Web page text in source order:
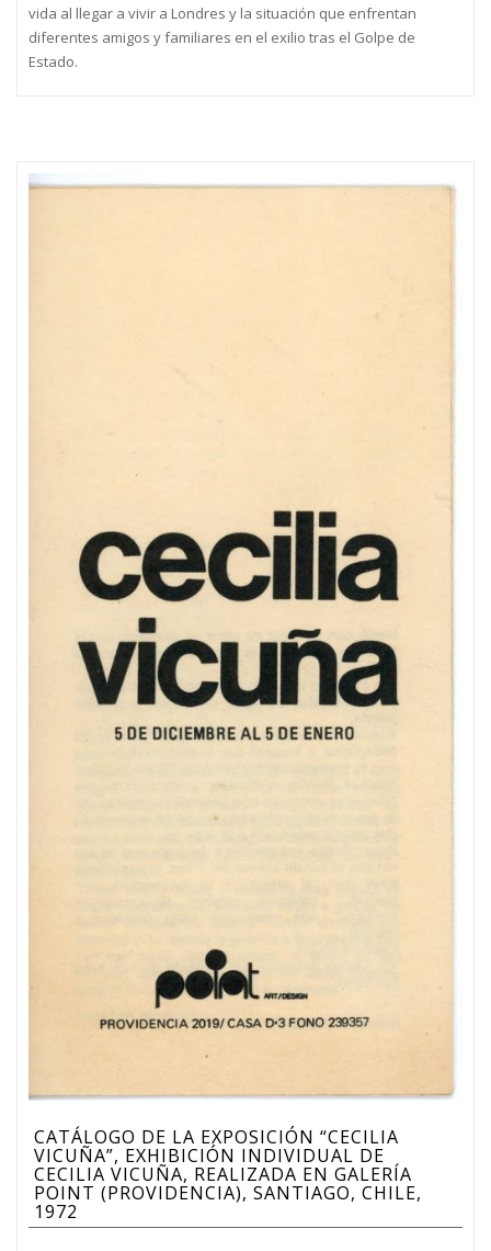
vida al llegar a vivir a Londres y la situación que enfrentan
diferentes amigos y familiares en el exilio tras el Golpe de
Estado.
CATÁLOGO DE LA EXPOSICIÓN “CECILIA
VICUÑA”, EXHIBICIÓN INDIVIDUAL DE
CECILIA VICUÑA, REALIZADA EN GALERÍA
POINT (PROVIDENCIA), SANTIAGO, CHILE,
1972